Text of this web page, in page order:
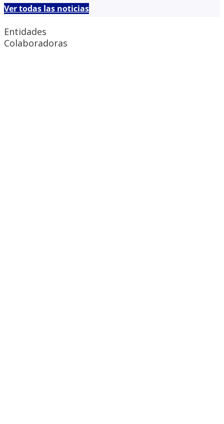
Ver todas las noticias
Entidades
Colaboradoras